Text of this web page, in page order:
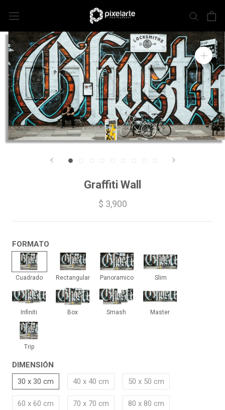
Graffiti Wall
$ 3,900
FORMATO
Cuadrado
Cuadrado
Rectangular
Rectangular
Panoramico
Panoramico
Slim
Slim
Infiniti
Infiniti
Box
Box
Smash
Smash
Master
Master
Trip
Trip
DIMENSIÓN
30 x 30 cm
40 x 40 cm 50 x 50 cm
60 x 60 cm 70 x 70 cm 80 x 80 cm